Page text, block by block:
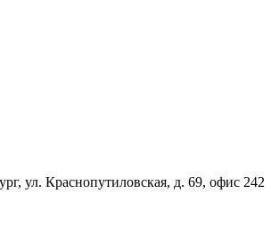
ул. Краснопутиловская, д. 69, офис 242